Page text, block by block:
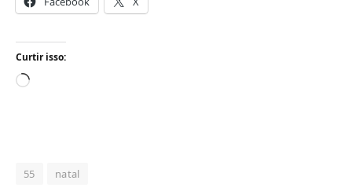
Curtir isso:
Carregando...
55 natal